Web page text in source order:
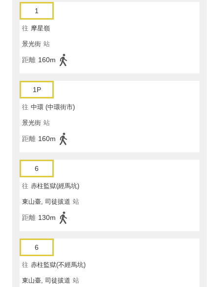
1
往 摩星嶺
景光街 站
距離 160m
1P
往 中環 (中環街市)
景光街 站
距離 160m
6
往 赤柱監獄(經馬坑)
東山臺, 司徒拔道 站
距離 130m
6
往 赤柱監獄(不經馬坑)
東山臺, 司徒拔道 站